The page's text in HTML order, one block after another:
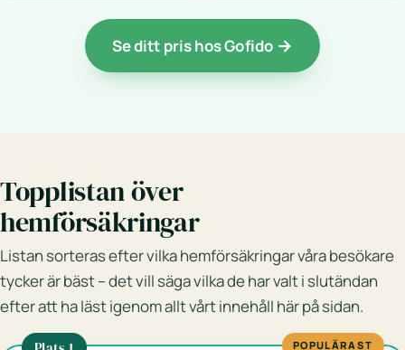
Se ditt pris hos Gofido
Topplistan över
hemförsäkringar
Listan sorteras efter vilka hemförsäkringar våra besökare
tycker är bäst – det vill säga vilka de har valt i slutändan
efter att ha läst igenom allt vårt innehåll här på sidan.
POPULÄRAST